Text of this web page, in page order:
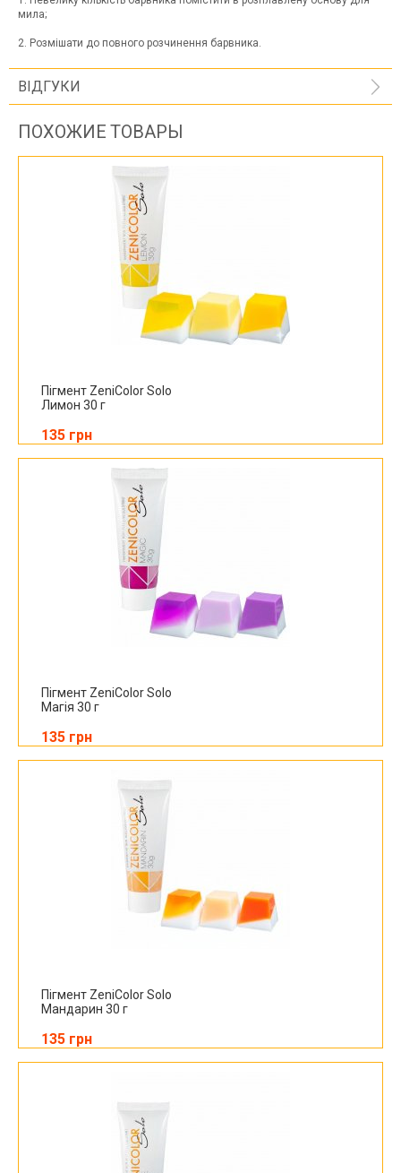
мила;
2. Розмішати до повного розчинення барвника.
ВІДГУКИ
ПОХОЖИЕ ТОВАРЫ
Пігмент ZeniColor Solo
Лимон 30 г
135 грн
Пігмент ZeniColor Solo
Магія 30 г
135 грн
Пігмент ZeniColor Solo
Мандарин 30 г
135 грн